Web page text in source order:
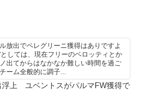
放出でペレグリーニ獲得はありですよ
しては、現在フリーのベロッティとか
出てからはなかなか難しい時間を過ご
ーム全般的に調子...
浮上 ユベントスがパルマFW獲得で